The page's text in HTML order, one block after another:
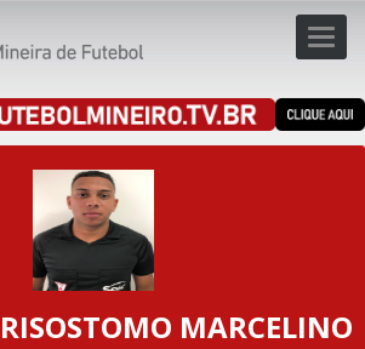
MARCELINO